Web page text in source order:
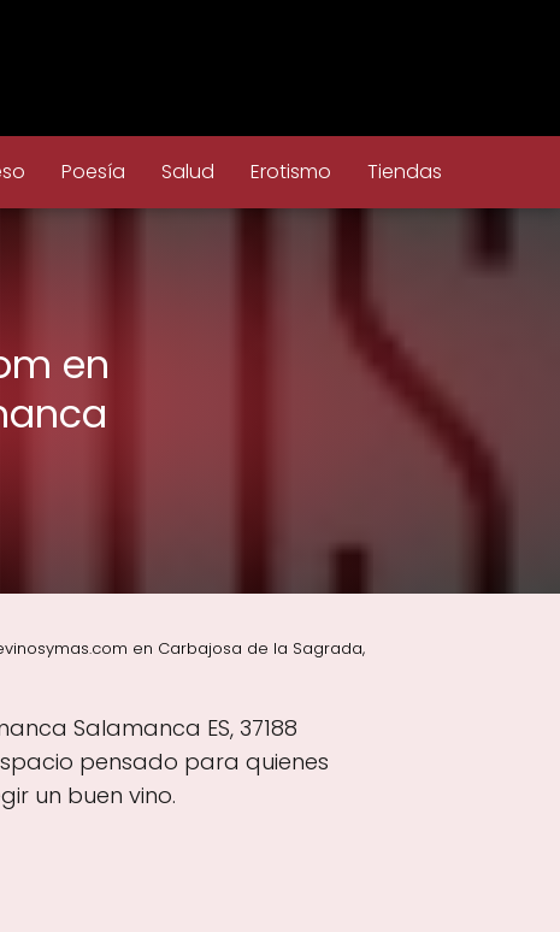
Poesía Salud Erotismo Tiendas
en
en Carbajosa de la Sagrada,
Salamanca ES, 37188
pensado para quienes
un buen vino.